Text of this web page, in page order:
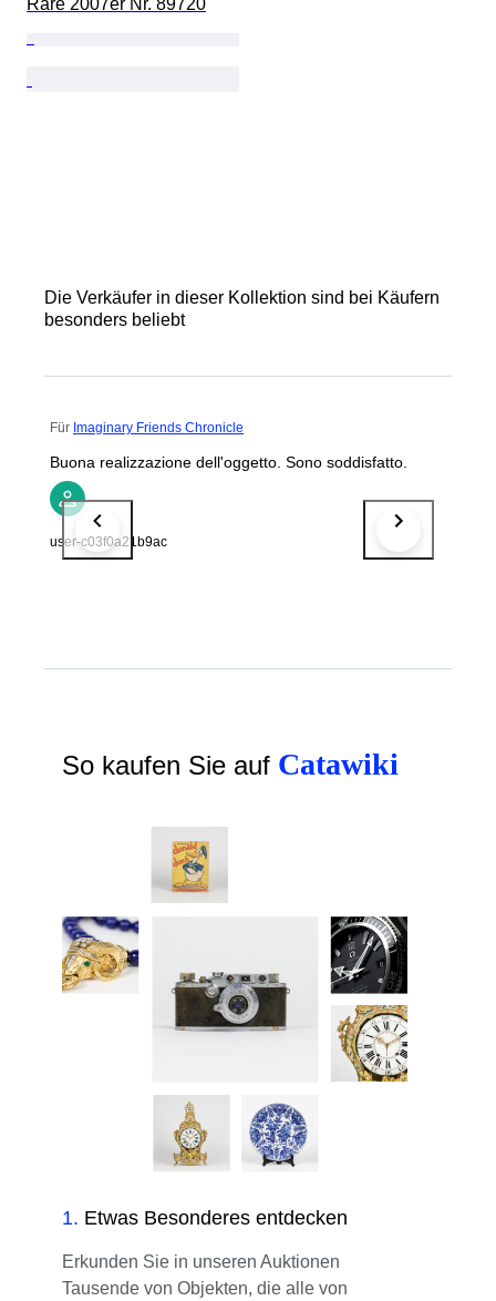
Rare 2007er Nr. 89720
Die Verkäufer in dieser Kollektion sind bei Käufern
besonders beliebt
Für Imaginary Friends Chronicle
Buona realizzazione dell'oggetto. Sono soddisfatto.
user-c03f0a21b9ac
So kaufen Sie auf Catawiki
1. Etwas Besonderes entdecken
Erkunden Sie in unseren Auktionen
Tausende von Objekten, die alle von